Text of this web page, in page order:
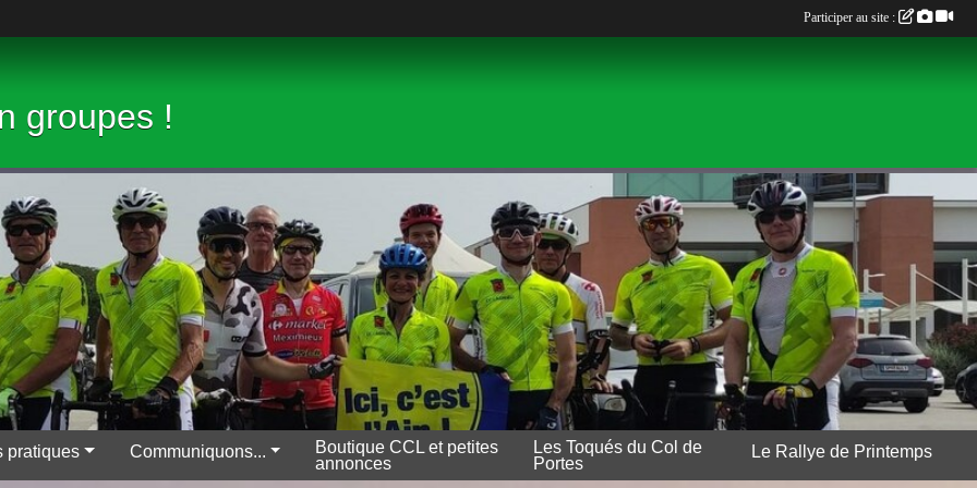
groupes !
pratiques Communiquons...
Boutique CCL et petites
annonces
Les Toqués du Col de
Portes
Le Rallye de Printemps
Participer au site :